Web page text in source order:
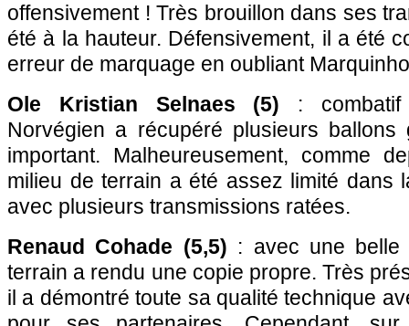
offensivement ! Très brouillon dans ses
été à la hauteur. Défensivement, il a été
erreur de marquage en oubliant
Ole Kristian Selnaes (5) : combatif
Norvégien a récupéré plusieurs
important. Malheureusement, comme
milieu de terrain a été assez limité dans
avec plusieurs transmissions ratées.
Renaud Cohade (5,5) : avec une belle
terrain a rendu une copie propre. Très
il a démontré toute sa qualité technique